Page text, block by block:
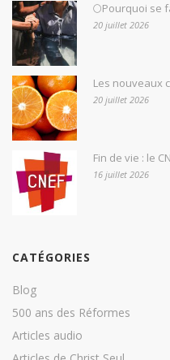
🌕Pourquoi se
20 juillet 2026
Les nouveaux
20 juillet 2026
Fin de vie : le
16 juillet 2026
CATÉGORIES
Blog
500 ans des Réformes
Articles audio